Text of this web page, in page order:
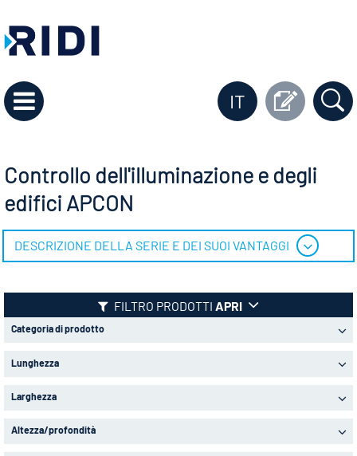
IT
Controllo dell'illuminazione e degli
edifici APCON
DESCRIZIONE DELLA SERIE E DEI SUOI VANTAGGI
FILTRO PRODOTTI APRI
Categoria di prodotto
Lunghezza
Larghezza
Altezza/profondità